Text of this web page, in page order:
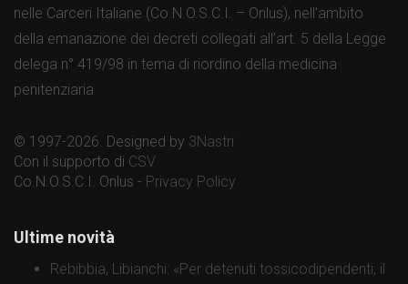
nelle Carceri Italiane (Co.N.O.S.C.I. – Onlus), nell’ambito
della emanazione dei decreti collegati all’art. 5 della Legge
delega n° 419/98 in tema di riordino della medicina
penitenziaria
© 1997-2026. Designed by 3Nastri
Con il supporto di CSV
Co.N.O.S.C.I. Onlus - Privacy Policy
Ultime novità
Rebibbia, Libianchi: «Per detenuti tossicodipendenti, il